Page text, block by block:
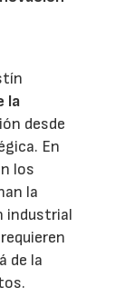
la
desde
En
los
la
industrial
de la